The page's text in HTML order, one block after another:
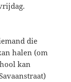
die
halen (om
kan